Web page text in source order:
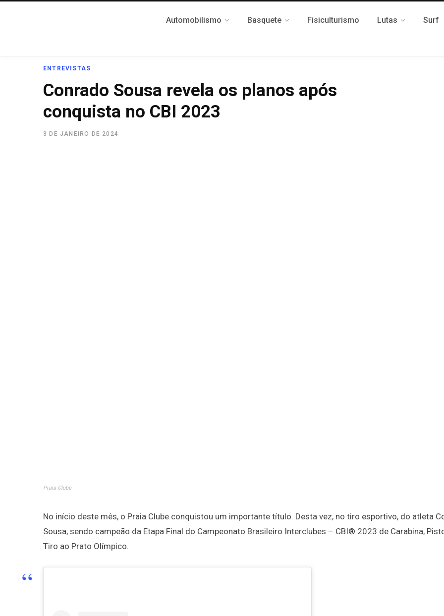
Automobilismo Basquete Fisiculturismo Lutas Surf
ENTREVISTAS
Conrado Sousa revela os planos após
conquista no CBI 2023
3 DE JANEIRO DE 2024
Praia Clube
No início deste mês, o Praia Clube conquistou um importante título. Desta vez, no tiro esportivo, do atleta
Sousa, sendo campeão da Etapa Final do Campeonato Brasileiro Interclubes – CBI® 2023 de Carabina,
Tiro ao Prato Olímpico.